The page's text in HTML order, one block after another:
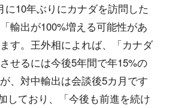
に10年ぶりにカナダを訪問した
輸出が100%増える可能性があ
す。王外相によれば、「カナダ
せるには今後5年間で年15%の
、対中輸出は会談後5カ月です
しており、「今後も前進を続け